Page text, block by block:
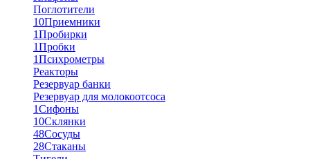
Поглотители
10Приемники
1Пробирки
1Пробки
1Психрометры
Реакторы
Резервуар банки
Резервуар для молокоотсоса
1Сифоны
10Склянки
48Сосуды
28Стаканы